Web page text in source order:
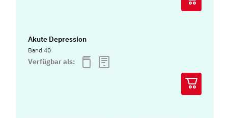
Akute Depression
Band 40
Verfügbar als: